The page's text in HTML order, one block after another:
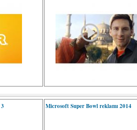
Microsoft Super Bowl reklamı 2014